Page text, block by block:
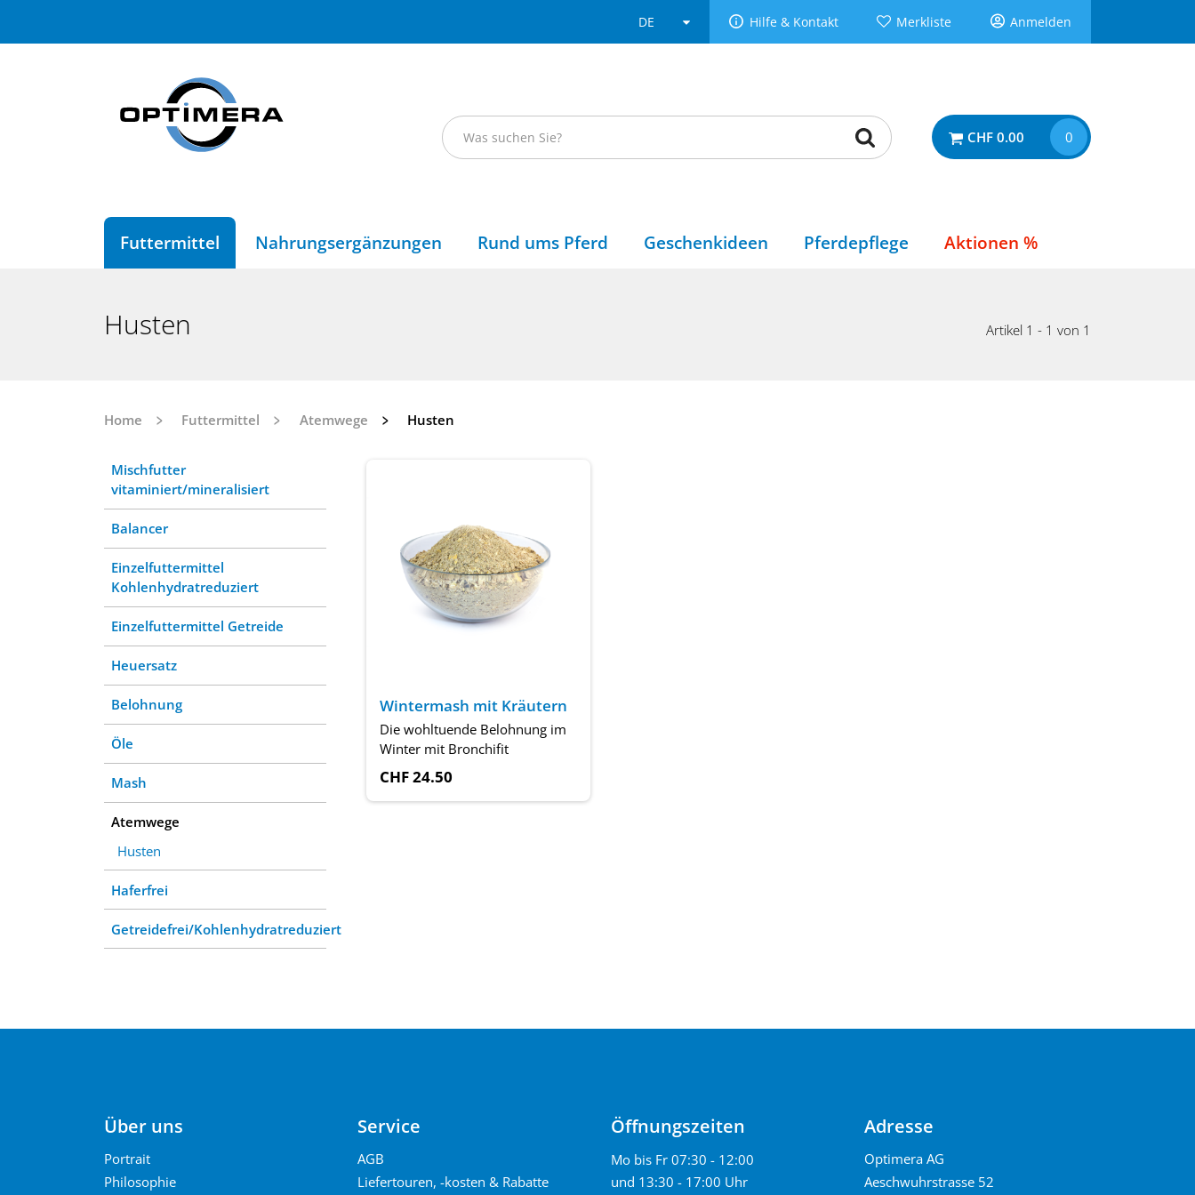
DE Hilfe & Kontakt Merkliste Anmelden
CHF 0.00 0
Futtermittel Nahrungsergänzungen Rund ums Pferd Geschenkideen Pferdepflege Aktionen %
Husten Artikel 1 - 1 von 1
Home Futtermittel Atemwege Husten
Mischfutter
vitaminiert/mineralisiert
Balancer
Einzelfuttermittel
Kohlenhydratreduziert
Einzelfuttermittel Getreide
Heuersatz
Belohnung
Öle
Mash
Atemwege
Husten
Haferfrei
Getreidefrei/Kohlenhydratreduziert
Wintermash mit Kräutern
Die wohltuende Belohnung im
Winter mit Bronchifit
CHF 24.50
Über uns
Portrait
Philosophie
Service
AGB
Liefertouren, -kosten & Rabatte
Öffnungszeiten
Mo bis Fr 07:30 - 12:00
und 13:30 - 17:00 Uhr
Adresse
Optimera AG
Aeschwuhrstrasse 52